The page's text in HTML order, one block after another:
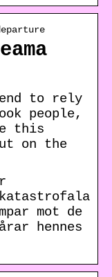
to rely
people,
this
on the
mot de
hennes